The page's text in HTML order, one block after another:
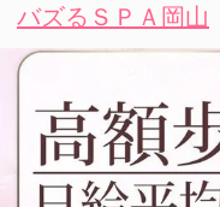
バズるＳＰＡ岡山